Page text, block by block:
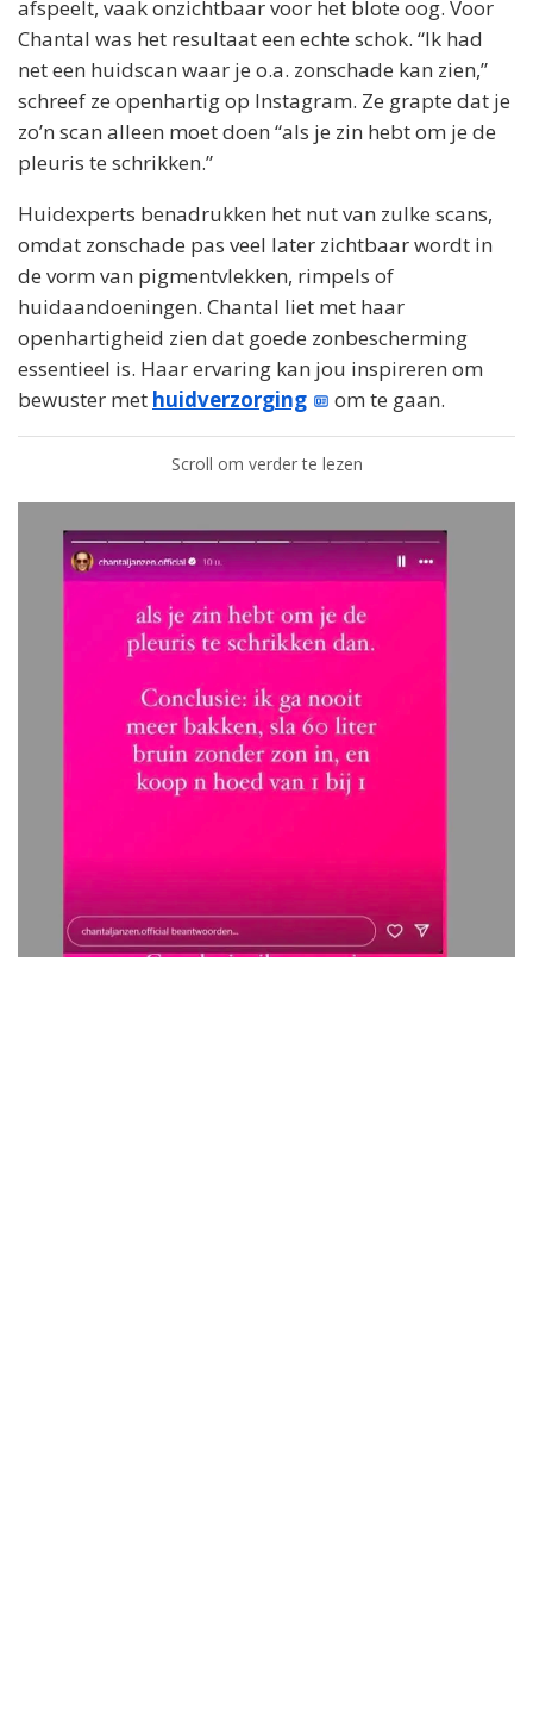
afspeelt, vaak onzichtbaar voor het blote oog. Voor
Chantal was het resultaat een echte schok. “Ik had
net een huidscan waar je o.a. zonschade kan zien,”
schreef ze openhartig op Instagram. Ze grapte dat je
zo’n scan alleen moet doen “als je zin hebt om je de
pleuris te schrikken.”
Huidexperts benadrukken het nut van zulke scans,
omdat zonschade pas veel later zichtbaar wordt in
de vorm van pigmentvlekken, rimpels of
huidaandoeningen. Chantal liet met haar
openhartigheid zien dat goede zonbescherming
essentieel is. Haar ervaring kan jou inspireren om
bewuster met huidverzorging om te gaan.
Scroll om verder te lezen